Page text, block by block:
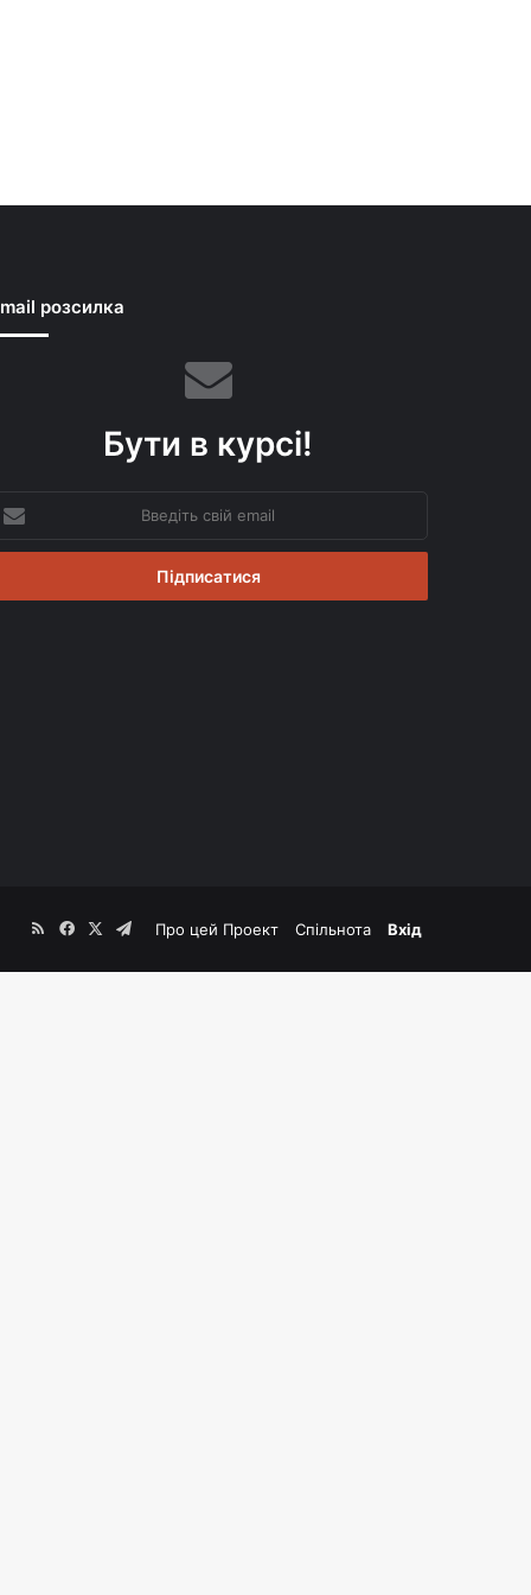
розсилка
Бути в курсі!
Про цей Проект Спільнота Вхід
RSSFacebookTelegram